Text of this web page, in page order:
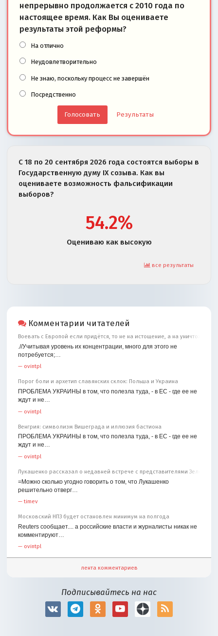
непрерывно продолжается с 2010 года по
настоящее время. Как Вы оцениваете
результаты этой реформы?
На отлично
Неудовлетворительно
Не знаю, поскольку процесс не завершён
Посредственно
Результаты
С 18 по 20 сентября 2026 года состоятся выборы в
Государственную думу IX созыва. Как вы
оцениваете возможность фальсификации
выборов?
54.2%
Оцениваю как высокую
все результаты
Комментарии читателей
Воевать с Европой если придётся, то не на истощение, а на уничтожение
.//Учитывая уровень их концентрации, много для этого не
потребуется;…
— ovintpl
Порог боли и архетип славянских склок: Польша и Украина
ПРОБЛЕМА УКРАИНЫ в том, что полезла туда, - в ЕС - где ее не
ждут и не…
— ovintpl
Венгрия: символизм Вишеграда и иллюзия бастиона
ПРОБЛЕМА УКРАИНЫ в том, что полезла туда, - в ЕС - где ее не
ждут и не…
— ovintpl
Лукашенко рассказал о недавней встрече с представителями
=Можно сколько угодно говорить о том, что Лукашенко
решительно отверг…
—timev
Московский НПЗ будет остановлен минимум на полгода
Reuters сообщает.... а российские власти и журналисты никак не
комментируют…
— ovintpl
лента комментариев
Подписывайтесь на нас